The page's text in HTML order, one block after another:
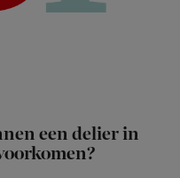
een delier in